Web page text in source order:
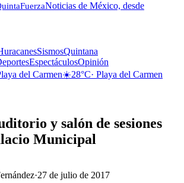
FuerzaNoticias de México, desde
SismosQuintana
EspectáculosOpinión
del Carmen☀️28°C· Playa del Carmen
y salón de sesiones
Municipal
·27 de julio de 2017